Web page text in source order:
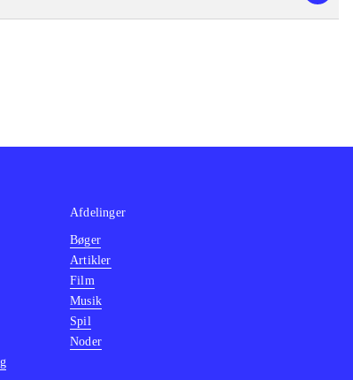
Afdelinger
Bøger
Artikler
Film
Musik
Spil
Noder